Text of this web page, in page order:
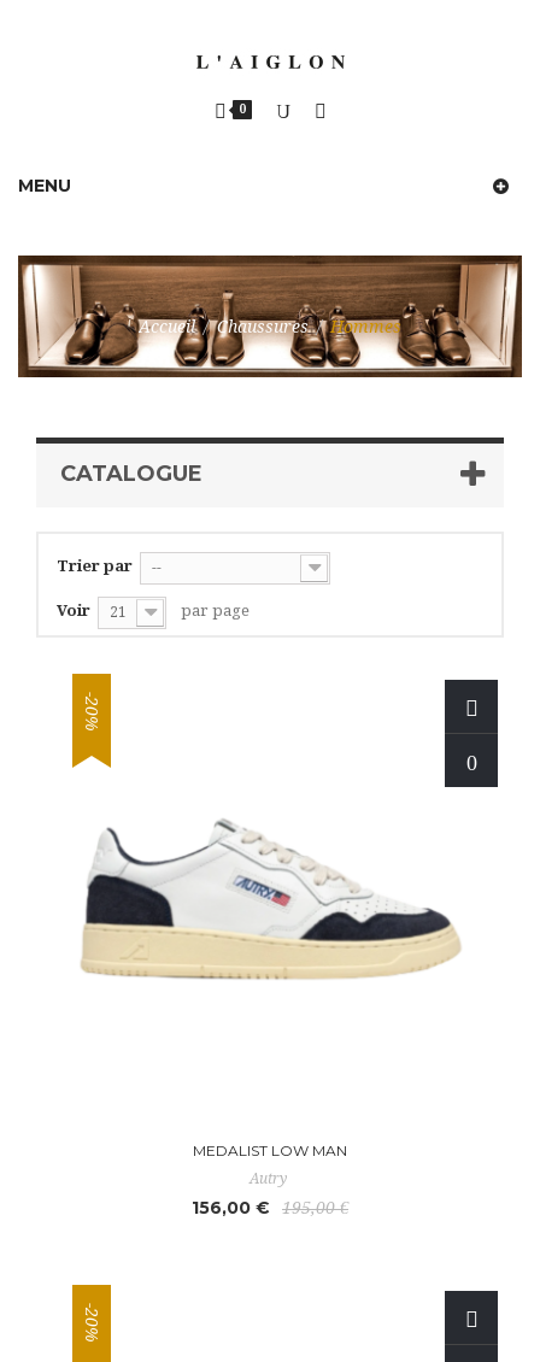
0
MENU
Accueil / Chaussures / Hommes
CATALOGUE
Trier par --
Voir 21 par page
-20%
MEDALIST LOW MAN
Autry
156,00 € 195,00 €
-20%